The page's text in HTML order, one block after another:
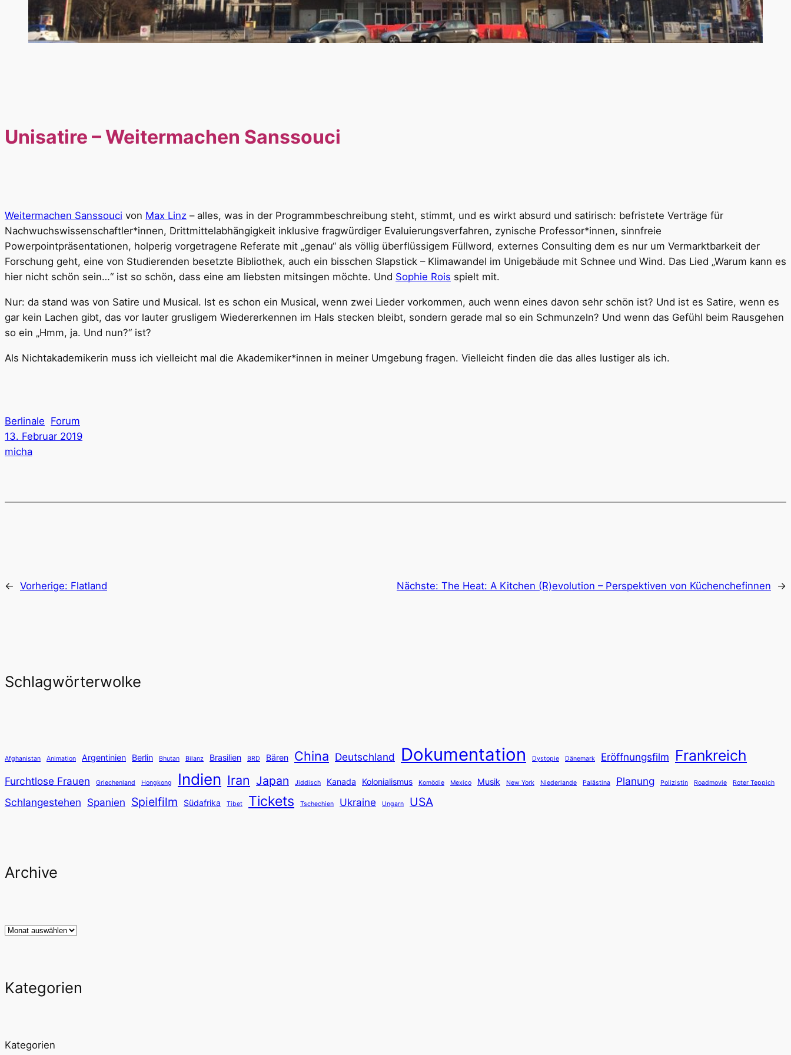
Unisatire – Weitermachen Sanssouci
Weitermachen Sanssouci von Max Linz – alles, was in der Programmbeschreibung steht, stimmt, und es wirkt absurd und satirisch: befristete Verträge für
Nachwuchswissenschaftler*innen, Drittmittelabhängigkeit inklusive fragwürdiger Evaluierungsverfahren, zynische Professor*innen, sinnfreie
Powerpointpräsentationen, holperig vorgetragene Referate mit „genau“ als völlig überflüssigem Füllword, externes Consulting dem es nur um Vermarktbarkeit der
Forschung geht, eine von Studierenden besetzte Bibliothek, auch ein bisschen Slapstick – Klimawandel im Unigebäude mit Schnee und Wind. Das Lied „Warum kann es
hier nicht schön sein…“ ist so schön, dass eine am liebsten mitsingen möchte. Und Sophie Rois spielt mit.
Nur: da stand was von Satire und Musical. Ist es schon ein Musical, wenn zwei Lieder vorkommen, auch wenn eines davon sehr schön ist? Und ist es Satire, wenn es
gar kein Lachen gibt, das vor lauter grusligem Wiedererkennen im Hals stecken bleibt, sondern gerade mal so ein Schmunzeln? Und wenn das Gefühl beim Rausgehen
so ein „Hmm, ja. Und nun?“ ist?
Als Nichtakademikerin muss ich vielleicht mal die Akademiker*innen in meiner Umgebung fragen. Vielleicht finden die das alles lustiger als ich.
Berlinale Forum
13. Februar 2019
micha
← Vorherige: Flatland Nächste: The Heat: A Kitchen (R)evolution – Perspektiven von Küchenchefinnen →
Schlagwörterwolke
Afghanistan Animation Argentinien Berlin Bhutan Bilanz Brasilien BRD Bären China Deutschland Dokumentation Dystopie Dänemark Eröffnungsfilm Frankreich
Furchtlose Frauen Griechenland Hongkong Indien Iran Japan Jiddisch Kanada Kolonialismus Komödie Mexico Musik New York Niederlande Palästina Planung Polizistin Roadmovie Roter Teppich
Schlangestehen Spanien Spielfilm Südafrika Tibet Tickets Tschechien Ukraine Ungarn USA
Archive
Archiv
Kategorien
Kategorien